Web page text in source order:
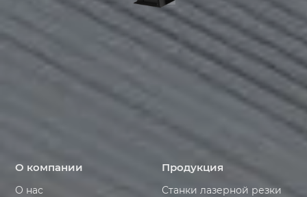
О компании
О нас
Продукция
Станки лазерной резки